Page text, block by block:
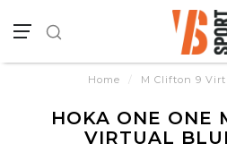
Home / M Clifton 9
HOKA ONE ONE
VIRTUAL